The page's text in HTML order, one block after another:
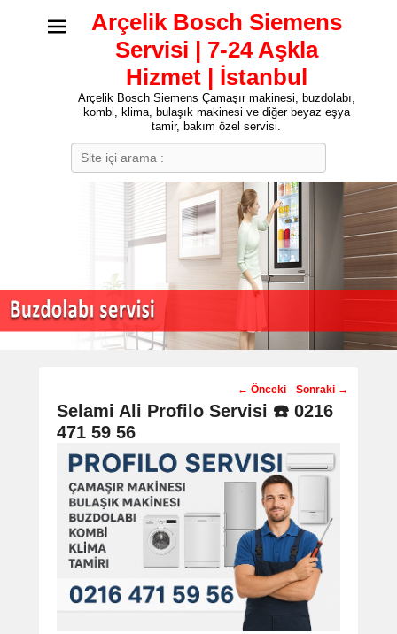
Arçelik Bosch Siemens
Servisi | 7-24 Aşkla
Hizmet | İstanbul
Arçelik Bosch Siemens Çamaşır makinesi, buzdolabı,
kombi, klima, bulaşık makinesi ve diğer beyaz eşya
tamir, bakım özel servisi.
Post
navigation
← Önceki Sonraki →
Selami Ali Profilo Servisi ☎️ 0216
471 59 56